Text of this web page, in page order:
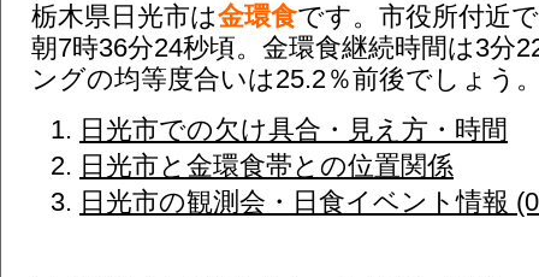
栃木県日光市は金環食です。市役所付近
朝7時36分24秒頃。金環食継続時間は3分
ングの均等度合いは25.2％前後でしょう
日光市での欠け具合・見え方・時間
日光市と金環食帯との位置関係
日光市の観測会・日食イベント情報